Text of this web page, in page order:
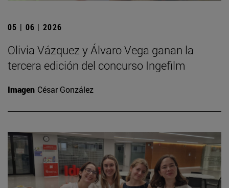
05 | 06 | 2026
Olivia Vázquez y Álvaro Vega ganan la
tercera edición del concurso Ingefilm
Imagen César González